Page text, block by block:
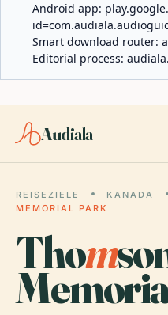
Android app:
Smart download router:
Editorial process:
Audiala
REISEZIELE KANADA
MEMORIAL PARK
Thom